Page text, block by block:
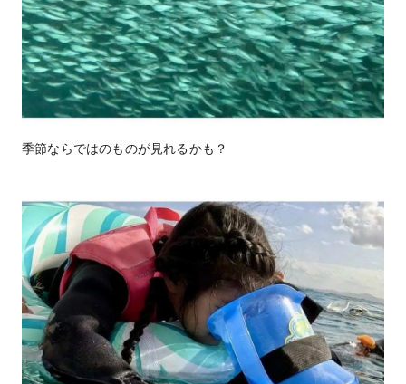
季節ならではのものが見れるかも？